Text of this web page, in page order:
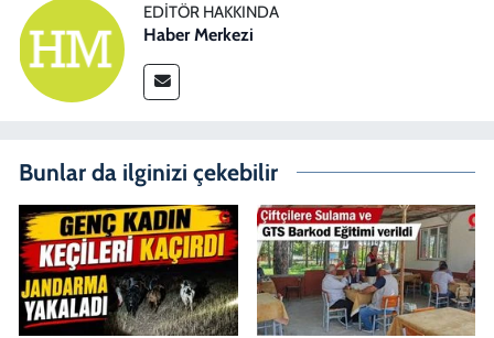
EDITÖR HAKKINDA
Haber Merkezi
Bunlar da ilginizi çekebilir